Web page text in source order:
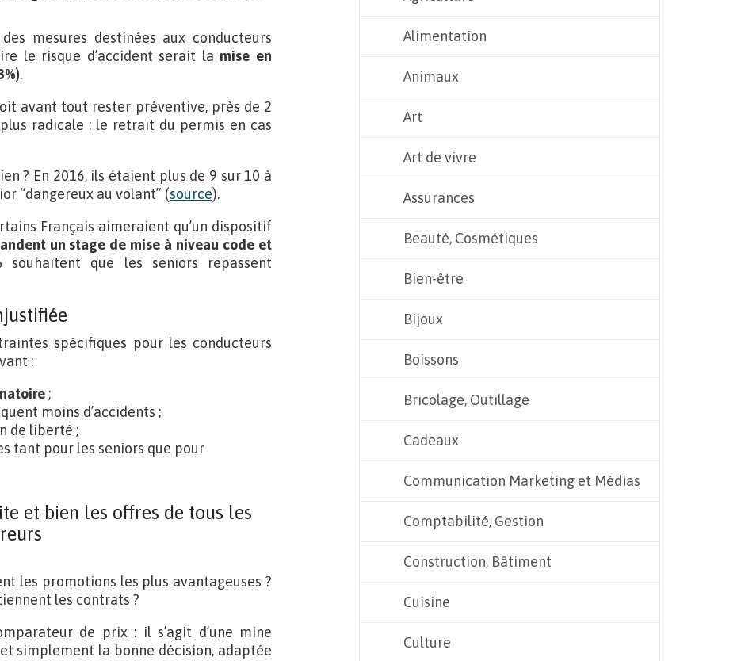
mesures destinées aux conducteurs
le risque d’accident serait la mise en
.
avant tout rester préventive, près de 2
radicale : le retrait du permis en cas
? En 2016, ils étaient plus de 9 sur 10 à
“dangereux au volant” (source).
Français aimeraient qu’un dispositif
un stage de mise à niveau code et
souhaitent que les seniors repassent
spécifiques pour les conducteurs
:
;
moins d’accidents ;
de liberté ;
tant pour les seniors que pour
et bien les offres de tous les
les promotions les plus avantageuses ?
les contrats ?
de prix : il s’agit d’une mine
simplement la bonne décision, adaptée
Alimentation
Animaux
Art
Art de vivre
Assurances
Beauté, Cosmétiques
Bien-être
Bijoux
Boissons
Bricolage, Outillage
Cadeaux
Communication Marketing et Médias
Comptabilité, Gestion
Construction, Bâtiment
Cuisine
Culture